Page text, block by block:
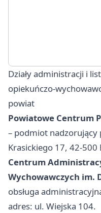
Działy administracji i
powiat
Powiatowe Centrum
– podmiot nadzorujący
Krasickiego 17, 42-500
Centrum
Wychowawczych im.
obsługa
adres: ul. Wiejska 104.